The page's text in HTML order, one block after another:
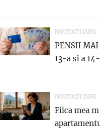
NOUTATI.INFO
PENSII MAI
13-a si a
NOUTATI.INFO
Fiica mea